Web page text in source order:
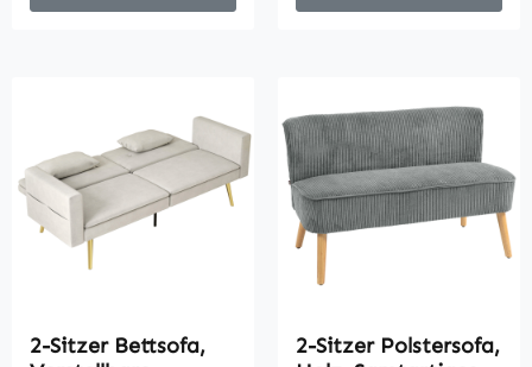
2-Sitzer Bettsofa,
2-Sitzer Polstersofa,